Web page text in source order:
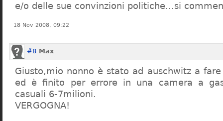
e/o delle sue convinzioni politiche…si
18 Nov 2008, 09:22
#8 Max
Giusto,mio nonno è stato ad auschwitz a
ed è finito per errore in una camera a
casuali 6-7milioni.
VERGOGNA!